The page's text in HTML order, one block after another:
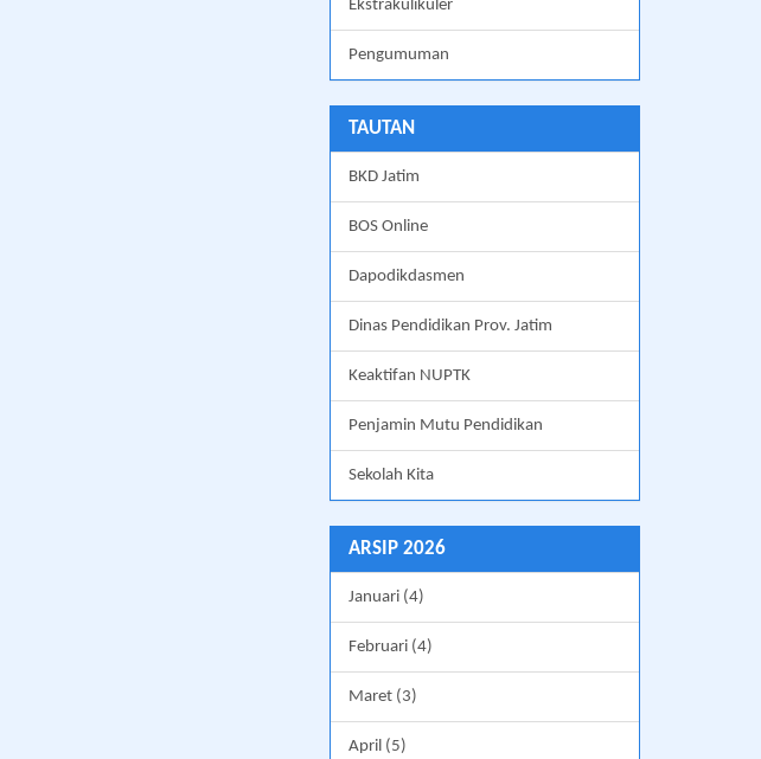
Ekstrakulikuler
Pengumuman
TAUTAN
BKD Jatim
BOS Online
Dapodikdasmen
Dinas Pendidikan Prov. Jatim
Keaktifan NUPTK
Penjamin Mutu Pendidikan
Sekolah Kita
ARSIP 2026
Januari (4)
Februari (4)
Maret (3)
April (5)